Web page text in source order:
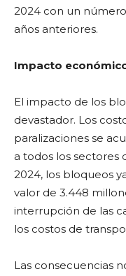
2024 con un
años anteriores.
Impacto
El impacto de los
devastador. Los
paralizaciones se
a todos los sectores
2024, los bloqueos
valor de 3.448
interrupción de las
los costos de
Las consecuencias